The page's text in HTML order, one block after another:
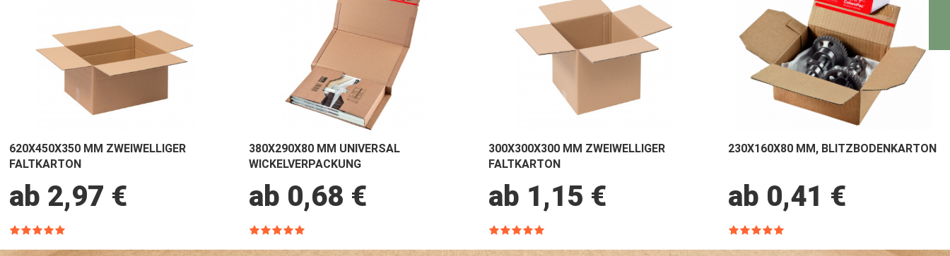
620X450X350 MM ZWEIWELLIGER
FALTKARTON
ab 2,97 €
380X290X80 MM UNIVERSAL
WICKELVERPACKUNG
ab 0,68 €
300X300X300 MM ZWEIWELLIGER
FALTKARTON
ab 1,15 €
230X160X80 MM, BLITZBODENKARTON
ab 0,41 €